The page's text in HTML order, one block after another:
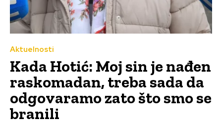
Aktuelnosti
Kada Hotić: Moj sin je nađen
raskomadan, treba sada da
odgovaramo zato što smo se
branili